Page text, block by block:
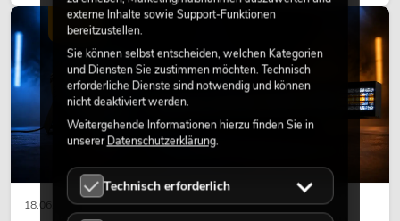
18.06.2026
LICHT
externe Inhalte sowie Support-Funktionen
bereitzustellen.
Sie können selbst entscheiden, welchen Kategorien
und Diensten Sie zustimmen möchten. Technisch
erforderliche Dienste sind notwendig und können
nicht deaktiviert werden.
Weitergehende Informationen hierzu finden Sie in
unsererDatenschutzerklärung.
Technisch erforderlich